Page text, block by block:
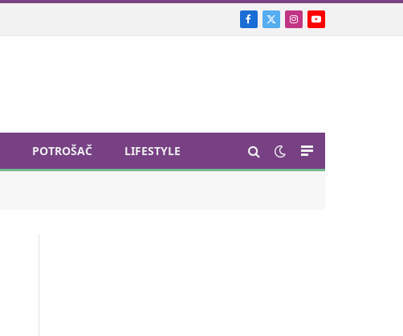
Facebook
X
Instagram
YouTube
POTROŠAČ LIFESTYLE